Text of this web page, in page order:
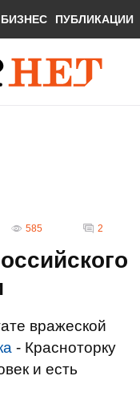
БИЗНЕС ПУБЛИКАЦИИ
585 2
вражеской
- Красноторку
и есть